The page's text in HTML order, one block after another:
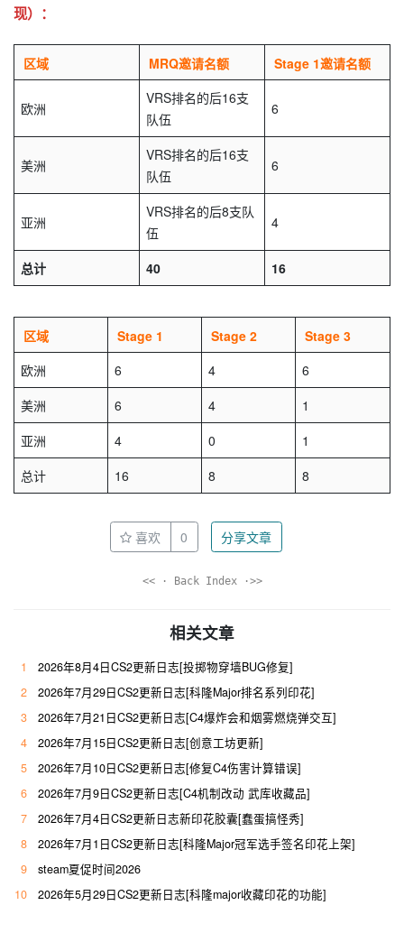
现）：
区域 MRQ邀请名额 Stage 1邀请名额
欧洲
VRS排名的后16支
队伍
6
美洲
VRS排名的后16支
队伍
6
亚洲
VRS排名的后8支队
伍
4
总计 40 16
区域 Stage 1 Stage 2
Stage 3
欧洲
6 4
6
美洲
6 4
1
亚洲
4 0
1
总计
16 8 8
喜欢 0 分享文章
<< · Back Index ·>>
相关文章
1
2026年8月4日CS2更新日志[投掷物穿墙BUG修复]
2
2026年7月29日CS2更新日志[科隆Major排名系列印花]
3
2026年7月21日CS2更新日志[C4爆炸会和烟雾燃烧弹交互]
4
2026年7月15日CS2更新日志[创意工坊更新]
5
2026年7月10日CS2更新日志[修复C4伤害计算错误]
6
2026年7月9日CS2更新日志[C4机制改动 武库收藏品]
7
2026年7月4日CS2更新日志新印花胶囊[蠢蛋搞怪秀]
8
2026年7月1日CS2更新日志[科隆Major冠军选手签名印花上架]
9
steam夏促时间2026
10
2026年5月29日CS2更新日志[科隆major收藏印花的功能]